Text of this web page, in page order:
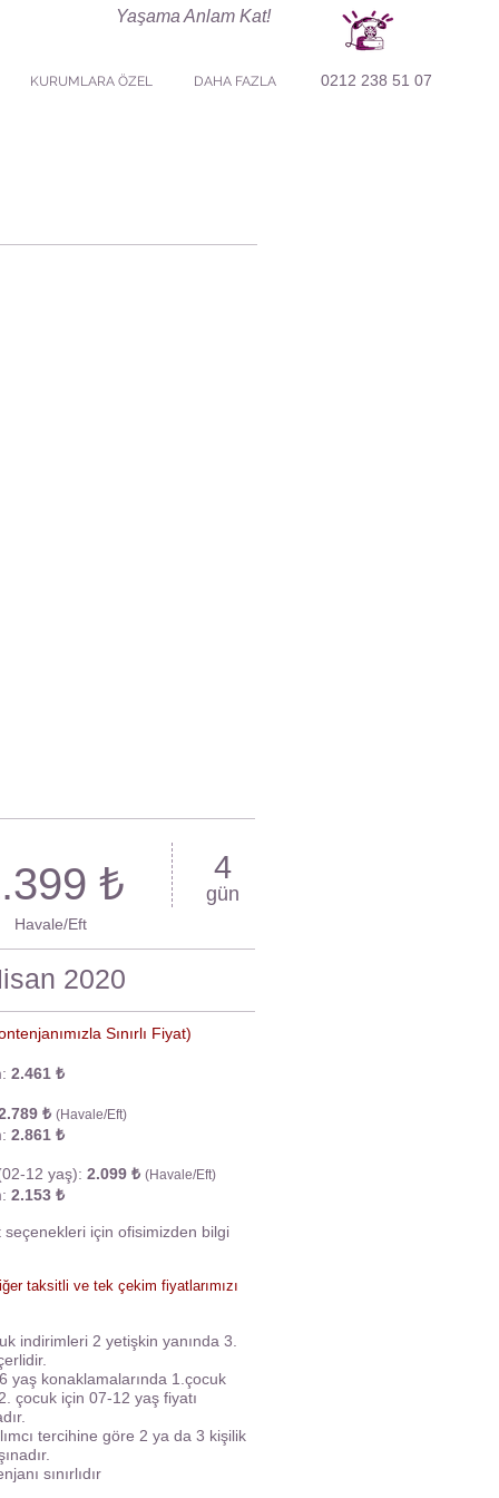
Yaşama Anlam Kat!
KURUMLARA ÖZEL DAHA FAZLA 0212 238 51 07
₺
Havale/Eft
4
gün
2020
Sınırlı Fiyat)​
2.461 ₺
₺ (Havale/Eft)
2.861 ₺
12 yaş): 2.099 ₺ (Havale/Eft)
2.153 ₺
seçenekleri için ofisimizden bilgi
taksitli ve tek çekim fiyatlarımızı
indirimleri 2 yetişkin yanında 3.
yaş konaklamalarında 1.çocuk
çocuk için 07-12 yaş fiyatı
tercihine göre 2 ya da 3 kişilik
sınırlıdır
.